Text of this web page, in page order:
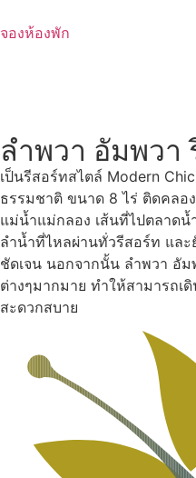
to
จองห้องพัก
ลำพวา อัมพวา
เป็นรีสอร์ทสไตล์ Modern
ธรรมชาติ ขนาด 8 ไร่ ติดคลอ
แม่น้ำแม่กลอง เส้นที่ไปตลาด
ลำน้ำที่ไหลผ่านทั่วรีสอร์ท และ
ชัดเจน นอกจากนั้น ลำพวา อัม
ต่างๆมากมาย ทำให้สามารถเ
สะดวกสบาย